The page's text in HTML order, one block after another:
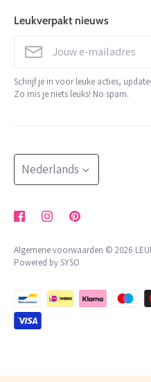
stationery
decoratie en koord
trakteren
shop op thema
blog
levertijd
contact
klachtenregeling
algemene voorwaarden
privacybeleid
de Factorij 10 J
info@leukverpakt.nl
KVK: 65801679
Bestellingen worden
Leukverpakt nieuws
Schrijf je in voor leuke acties,
Zo mis je niets leuks! No spam.
Taal
Nederlands
Algemene voorwaarden © 2026
Powered by SYSO